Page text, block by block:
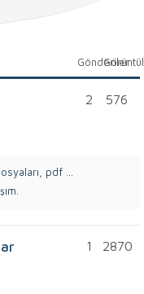
Gönderiler
576
2
pdf ...
2870
1